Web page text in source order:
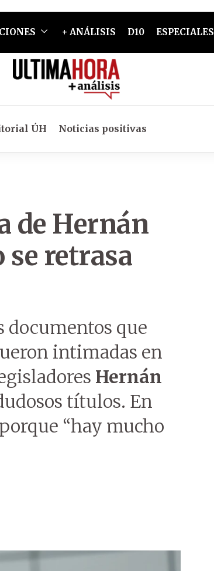
+ ANÁLISIS D10 ESPECIALES
ÚH Noticias positivas
de Hernán
retrasa
documentos que
intimadas en
Hernán
títulos. En
“hay mucho